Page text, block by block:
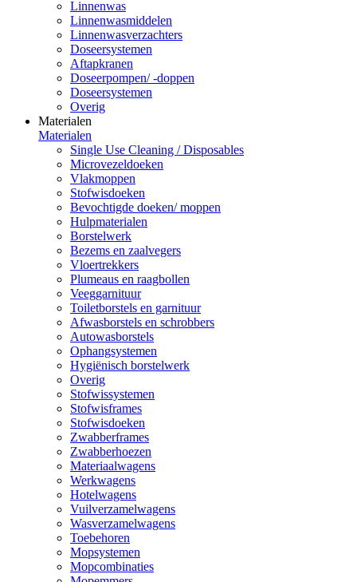
Linnenwas
Linnenwasmiddelen
Linnenwasverzachters
Doseersystemen
Aftapkranen
Doseerpompen/ -doppen
Doseersystemen
Overig
Materialen
Materialen
Single Use Cleaning / Disposables
Microvezeldoeken
Vlakmoppen
Stofwisdoeken
Bevochtigde doeken/ moppen
Hulpmaterialen
Borstelwerk
Bezems en zaalvegers
Vloertrekkers
Plumeaus en raagbollen
Veeggarnituur
Toiletborstels en garnituur
Afwasborstels en schrobbers
Autowasborstels
Ophangsystemen
Hygiënisch borstelwerk
Overig
Stofwissystemen
Stofwisframes
Stofwisdoeken
Zwabberframes
Zwabberhoezen
Materiaalwagens
Werkwagens
Hotelwagens
Vuilverzamelwagens
Wasverzamelwagens
Toebehoren
Mopsystemen
Mopcombinaties